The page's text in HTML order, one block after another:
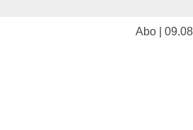
Abo |